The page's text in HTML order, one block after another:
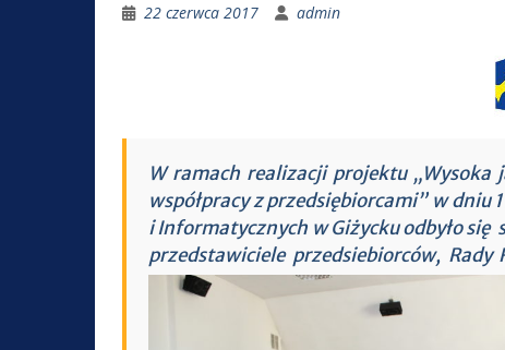
22 czerwca 2017 admin
W ramach realizacji projektu „Wysoka
współpracy z przedsiębiorcami” w dniu
i Informatycznych w Giżycku odbyło
przedstawiciele przedsiebiorców,